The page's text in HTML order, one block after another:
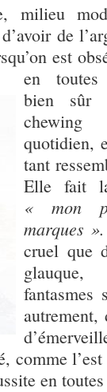
milieu
de
est
en toutes
bien sûr
quotidien,
tant
Elle fait
« mon
marques ».
cruel que
autrement,
l’est
en